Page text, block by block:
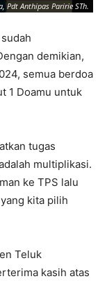
Pdt Anthipas Paririe STh.
demikian,
semua berdoa
1 Doamu untuk
tugas
multiplikasi.
ke TPS lalu
kita pilih
Teluk
kasih atas